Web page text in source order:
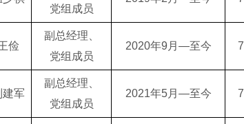
党组成员
俭
副总经理、
党组成员
2020年9月—至今
建军
副总经理、
党组成员
2021年5月—至今